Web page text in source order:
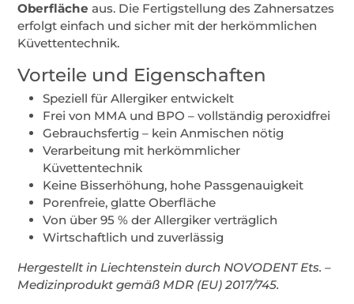
Oberfläche aus. Die Fertigstellung des Zahnersatzes
erfolgt einfach und sicher mit der herkömmlichen
Küvettentechnik.
Vorteile und Eigenschaften
Speziell für Allergiker entwickelt
Frei von MMA und BPO – vollständig peroxidfrei
Gebrauchsfertig – kein Anmischen nötig
Verarbeitung mit herkömmlicher
Küvettentechnik
Keine Bisserhöhung, hohe Passgenauigkeit
Porenfreie, glatte Oberfläche
Von über 95 % der Allergiker verträglich
Wirtschaftlich und zuverlässig
Hergestellt in Liechtenstein durch NOVODENT Ets. –
Medizinprodukt gemäß MDR (EU) 2017/745.